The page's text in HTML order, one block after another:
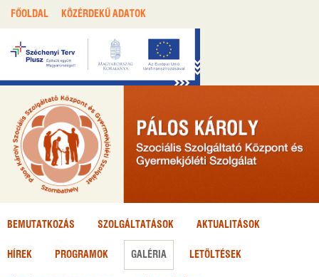
FŐOLDAL KÖZÉRDEKŰ ADATOK
BEMUTATKOZÁS SZOLGÁLTATÁSOK AKTUALITÁSOK
HÍREK PROGRAMOK GALÉRIA LETÖLTÉSEK